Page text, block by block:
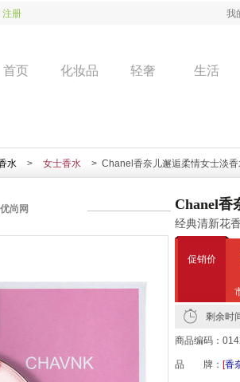
注册 我
首页 化妆品 轻奢 生活
水 > 女士香水 > Chanel香奈儿邂逅柔情女士淡
尚网 Chanel香
经典清新花
促销价
剩余时
商品编码：
品 牌： [香